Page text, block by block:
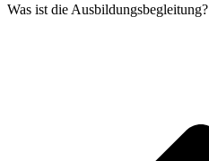
Was ist die Ausbildungsbegleitung?